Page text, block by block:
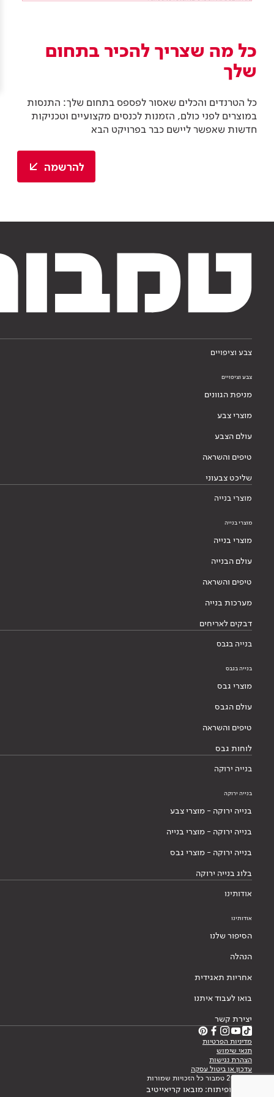
מתכת
רובה
Academy
אודותינו
מדיניות מערכת משולבת ו - ISO
כל מה שצריך להכיר בתחום
שלך
כל הטרנדים והכלים שאסור לפספס בתחום שלך: התנסות
במוצרים לפני כולם, הזמנות לכנסים מקצועיים וטכניקות
חדשות שאפשר ליישם כבר בפרויקט הבא
להרשמה
צבע וציפויים
צבע וציפויים
מניפת הגוונים
מוצרי צבע
עולם הצבע
טיפים והשראה
שליכט צבעוני
מוצרי בנייה
מוצרי בנייה
מוצרי בנייה
עולם הבנייה
טיפים והשראה
מערכות בנייה
דבקים לאריחים
בנייה בגבס
בנייה בגבס
מוצרי גבס
עולם הגבס
טיפים והשראה
לוחות גבס
בנייה ירוקה
בנייה ירוקה
בנייה ירוקה - מוצרי צבע
בנייה ירוקה - מוצרי בנייה
בנייה ירוקה - מוצרי גבס
בלוג בנייה ירוקה
אודותינו
אודותינו
הסיפור שלנו
הנהלה
אחריות תאגידית
בואו לעבוד איתנו
יצירת קשר
מדיניות הפרטיות
תנאי שימוש
הצהרת נגישות
עדכון או ביטול עסקה
עיצוב ופיתוח: מובאו קריאייטיב